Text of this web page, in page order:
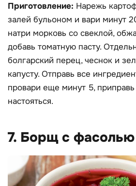
Приготовление: Нарежь
залей бульоном и вари минут
натри морковь со свеклой,
добавь томатную пасту.
болгарский перец, чеснок и
капусту. Отправь все
провари еще минут 5,
настояться.
7. Борщ с фасолью